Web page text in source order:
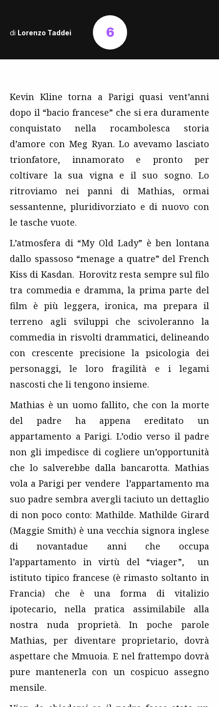
di Lorenzo Taddei 6
Kevin Kline torna a Parigi quasi vent’anni
dopo il “bacio francese” che si era duramente
conquistato nella rocambolesca storia
d’amore con Meg Ryan. Lo avevamo lasciato
trionfatore, innamorato e pronto per
coltivare la sua vigna e il suo sogno. Lo
ritroviamo nei panni di Mathias, ormai
sessantenne, pluridivorziato e di nuovo con
le tasche vuote.
L’atmosfera di “My Old Lady” è ben lontana
dallo spassoso “menage a quatre” del French
Kiss di Kasdan. Horovitz resta sempre sul filo
tra commedia e dramma, la prima parte del
film è più leggera, ironica, ma prepara il
terreno agli sviluppi che scivoleranno la
commedia in risvolti drammatici, delineando
con crescente precisione la psicologia dei
personaggi, le loro fragilità e i legami
nascosti che li tengono insieme.
Mathias è un uomo fallito, che con la morte
del padre ha appena ereditato un
appartamento a Parigi. L’odio verso il padre
non gli impedisce di cogliere un’opportunità
che lo salverebbe dalla bancarotta. Mathias
vola a Parigi per vendere l’appartamento ma
suo padre sembra avergli taciuto un dettaglio
di non poco conto: Mathilde. Mathilde Girard
(Maggie Smith) è una vecchia signora inglese
di novantadue anni che occupa
l’appartamento in virtù del “viager”, un
istituto tipico francese (è rimasto soltanto in
Francia) che è una forma di vitalizio
ipotecario, nella pratica assimilabile alla
nostra nuda proprietà. In poche parole
Mathias, per diventare proprietario, dovrà
aspettare che Mmuoia. E nel frattempo dovrà
pure mantenerla con un cospicuo assegno
mensile.